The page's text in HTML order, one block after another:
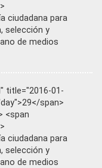
ciudadana para
selección y
de medios
title="2016-01-
span>
<span
ciudadana para
selección y
de medios